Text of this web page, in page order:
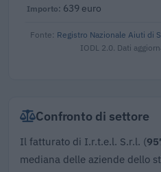
639 euro
Fonte: Registro Nazionale Aiuti di
IODL 2.0. Dati
Confronto di settore
Il fatturato di I.r.t.e.l. S.r.l. (
mediana delle aziende dello